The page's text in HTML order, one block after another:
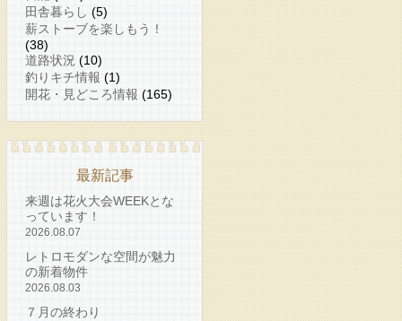
田舎暮らし (5)
薪ストーブを楽しもう！
(38)
道路状況 (10)
釣りキチ情報 (1)
開花・見どころ情報 (165)
最新記事
来週は花火大会WEEKとな
っています！
2026.08.07
レトロモダンな空間が魅力
の新着物件
2026.08.03
７月の終わり